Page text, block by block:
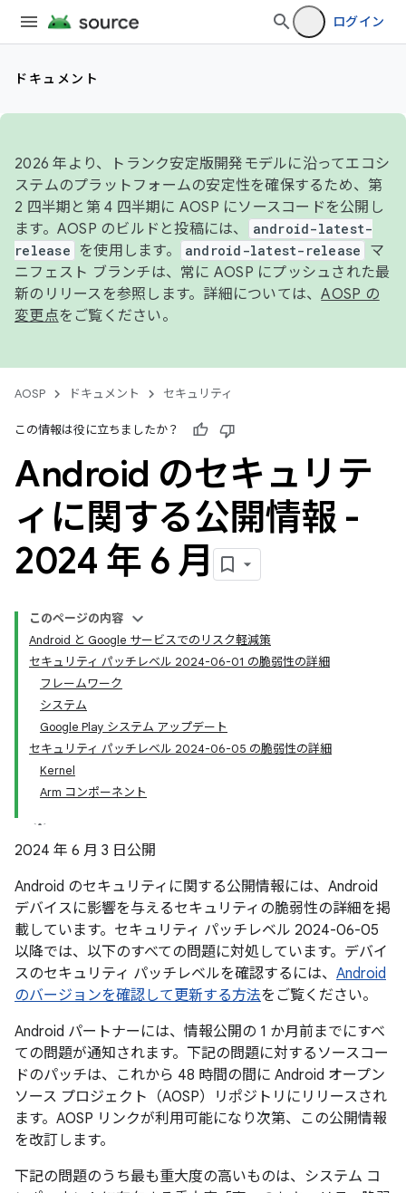
ログイン
ドキュメント
2026 年より、トランク安定版開発モデルに沿ってエコシ
ステムのプラットフォームの安定性を確保するため、第
2 四半期と第 4 四半期に AOSP にソースコードを公開し
ます。AOSP のビルドと投稿には、
android-latest-
release
を使用します。 android-latest-release
マ
ニフェスト ブランチは、常に AOSP にプッシュされた最
新のリリースを参照します。詳細については、AOSP の
変更点をご覧ください。
AOSP ドキュメント セキュリティ
この情報は役に立ちましたか？
Android のセキュリテ
ィに関する公開情報 -
2024 年 6 月
このページの内容
Android と Google サービスでのリスク軽減策
セキュリティ パッチレベル 2024-06-01 の脆弱性の詳細
フレームワーク
システム
Google Play システム アップデート
セキュリティ パッチレベル 2024-06-05 の脆弱性の詳細
Kernel
Arm コンポーネント
2024 年 6 月 3 日公開
Android のセキュリティに関する公開情報には、Android
デバイスに影響を与えるセキュリティの脆弱性の詳細を掲
載しています。セキュリティ パッチレベル 2024-06-05
以降では、以下のすべての問題に対処しています。デバイ
スのセキュリティ パッチレベルを確認するには、 Android
のバージョンを確認して更新する方法をご覧ください。
Android パートナーには、情報公開の 1 か月前までにすべ
ての問題が通知されます。下記の問題に対するソースコー
ドのパッチは、これから 48 時間の間に Android オープン
ソース プロジェクト（AOSP）リポジトリにリリースされ
ます。AOSP リンクが利用可能になり次第、この公開情報
を改訂します。
下記の問題のうち最も重大度の高いものは、システム コ